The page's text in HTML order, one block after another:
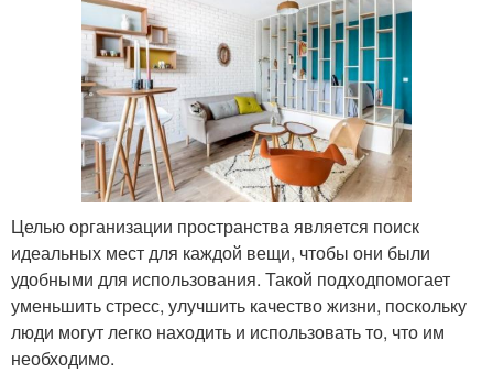
Целью организации пространства является поиск
идеальных мест для каждой вещи, чтобы они были
удобными для использования. Такой подходпомогает
уменьшить стресс, улучшить качество жизни, поскольку
люди могут легко находить и использовать то, что им
необходимо.